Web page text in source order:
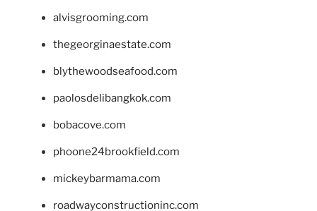
alvisgrooming.com
thegeorginaestate.com
blythewoodseafood.com
paolosdelibangkok.com
bobacove.com
phoone24brookfield.com
mickeybarmama.com
roadwayconstructioninc.com